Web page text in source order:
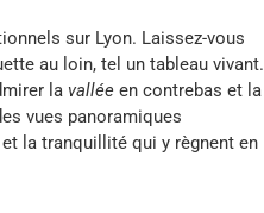
sur Lyon. Laissez-vous
au loin, tel un tableau vivant.
la vallée en contrebas et la
vues panoramiques
la tranquillité qui y règnent en